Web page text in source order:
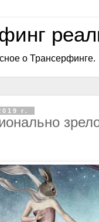
о Трансерфинге.
г.